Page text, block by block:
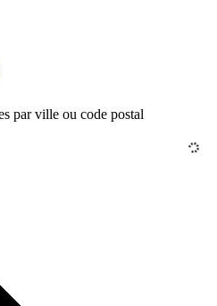
par ville ou code postal